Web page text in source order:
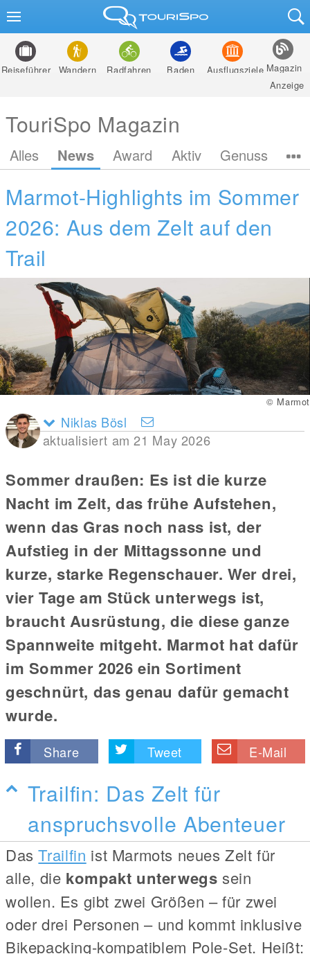
Reiseführer Wandern Radfahren Baden Ausflugsziele Magazin
Anzeige
TouriSpo Magazin
Alles News Award Aktiv Genuss
Marmot-Highlights im Sommer
2026: Aus dem Zelt auf den
Trail
© Marmot
Niklas Bösl
aktualisiert am 21 May 2026
Sommer draußen: Es ist die kurze
Nacht im Zelt, das frühe Aufstehen,
wenn das Gras noch nass ist, der
Aufstieg in der Mittagssonne und
kurze, starke Regenschauer. Wer drei,
vier Tage am Stück unterwegs ist,
braucht Ausrüstung, die diese ganze
Spannweite mitgeht. Marmot hat dafür
im Sommer 2026 ein Sortiment
geschnürt, das genau dafür gemacht
wurde.
Share Tweet E-Mail
Trailfin: Das Zelt für
anspruchsvolle Abenteuer
DasTrailfin ist Marmots neues Zelt für
alle, die kompakt unterwegs sein
wollen. Es gibt zwei Größen – für zwei
oder drei Personen – und kommt inklusive
Bikepacking-kompatiblem Pole-Set. Heißt: